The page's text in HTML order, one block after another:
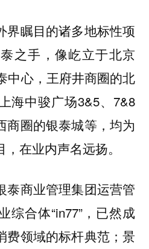
界瞩目的诸多地标性项
之手，像屹立于北京
中心，王府井商圈的北
海中骏广场3&5、7&8
商圈的银泰城等，均为
在业内声名远扬。
泰商业管理集团运营管
综合体“in77”，已然成
费领域的标杆典范；景